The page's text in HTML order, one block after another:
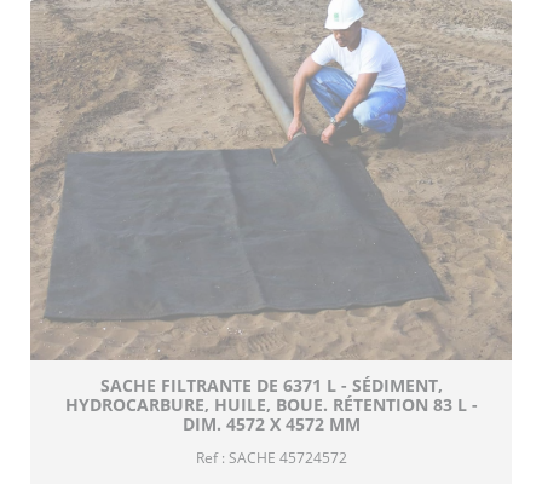
SACHE FILTRANTE DE 6371 L - SÉDIMENT,
HYDROCARBURE, HUILE, BOUE. RÉTENTION 83 L -
DIM. 4572 X 4572 MM
Ref : SACHE 45724572